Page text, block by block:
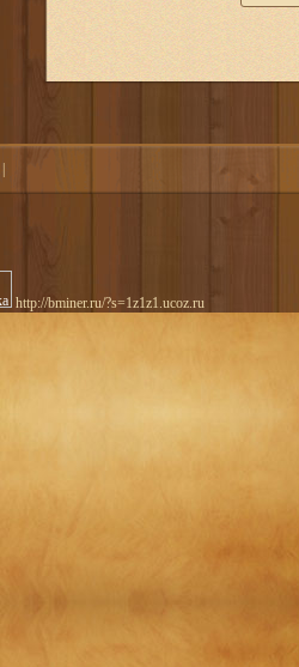
http://bminer.ru/?s=1z1z1.ucoz.ru